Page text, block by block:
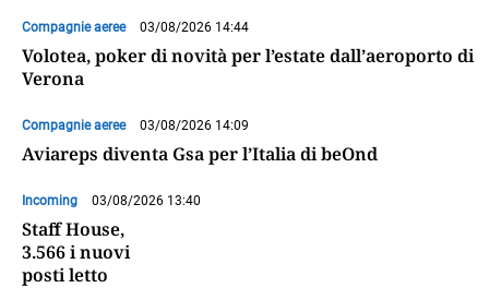
Compagnie aeree 03/08/2026 14:44
Volotea, poker di novità per l’estate dall’aeroporto di
Verona
Compagnie aeree 03/08/2026 14:09
Aviareps diventa Gsa per l’Italia di beOnd
Incoming 03/08/2026 13:40
Staff House,
3.566 i nuovi
posti letto